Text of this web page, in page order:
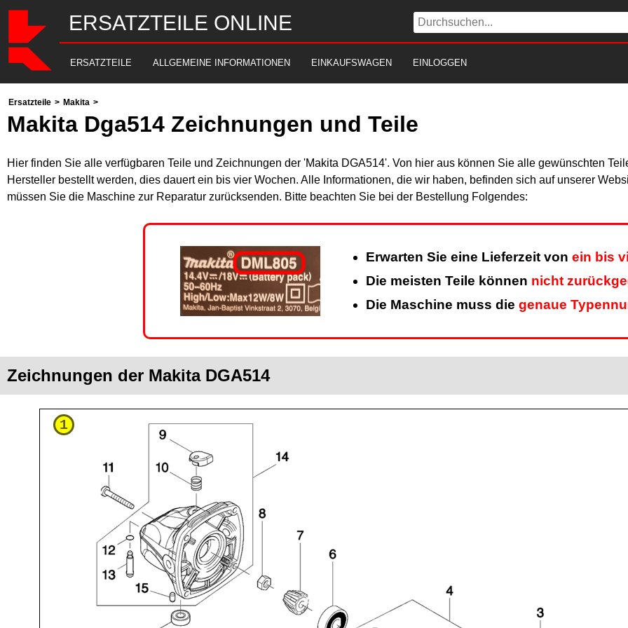
ERSATZTEILE ONLINE
ERSATZTEILE ALLGEMEINE INFORMATIONEN EINKAUFSWAGEN EINLOGGEN
Ersatzteile > Makita >
Makita Dga514 Zeichnungen und Teile
Hier finden Sie alle verfügbaren Teile und Zeichnungen der 'Makita DGA514'. Von hier aus können Sie alle gewünschten
Hersteller bestellt werden, dies dauert ein bis vier Wochen. Alle Informationen, die wir haben, befinden sich auf unserer
müssen Sie die Maschine zur Reparatur zurücksenden. Bitte beachten Sie bei der Bestellung Folgendes:
Erwarten Sie eine Lieferzeit von ein bis
Die meisten Teile können nicht
Die Maschine muss die genaue
Zeichnungen der Makita DGA514
1